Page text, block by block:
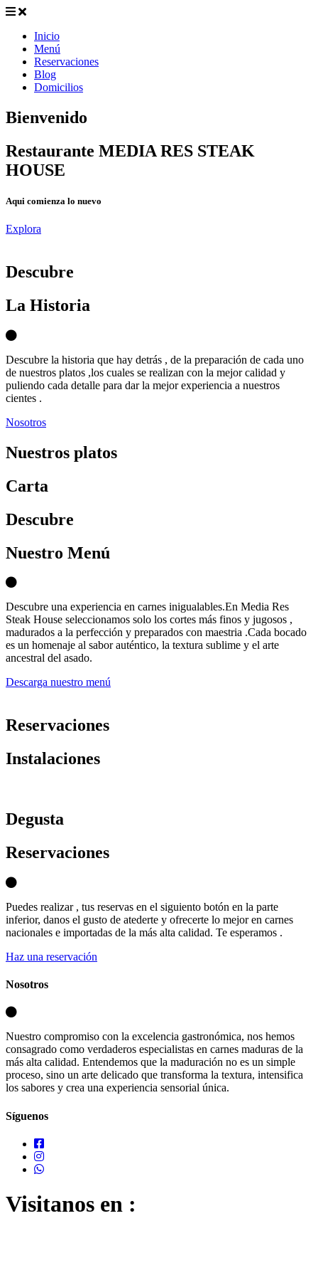
Inicio
Menú
Reservaciones
Blog
Domicilios
Bienvenido
Restaurante MEDIA RES STEAK
HOUSE
Aqui comienza lo nuevo
Explora
Descubre
La Historia
Descubre la historia que hay detrás , de la preparación de cada uno
de nuestros platos ,los cuales se realizan con la mejor calidad y
puliendo cada detalle para dar la mejor experiencia a nuestros
cientes .
Nosotros
Nuestros platos
Carta
Descubre
Nuestro Menú
Descubre una experiencia en carnes inigualables.En Media Res
Steak House seleccionamos solo los cortes más finos y jugosos ,
madurados a la perfección y preparados con maestria .Cada bocado
es un homenaje al sabor auténtico, la textura sublime y el arte
ancestral del asado.
Descarga nuestro menú
Reservaciones
Instalaciones
Degusta
Reservaciones
Puedes realizar , tus reservas en el siguiento botón en la parte
inferior, danos el gusto de atederte y ofrecerte lo mejor en carnes
nacionales e importadas de la más alta calidad. Te esperamos .
Haz una reservación
Nosotros
Nuestro compromiso con la excelencia gastronómica, nos hemos
consagrado como verdaderos especialistas en carnes maduras de la
más alta calidad. Entendemos que la maduración no es un simple
proceso, sino un arte delicado que transforma la textura, intensifica
los sabores y crea una experiencia sensorial única.
Síguenos
Visitanos en :